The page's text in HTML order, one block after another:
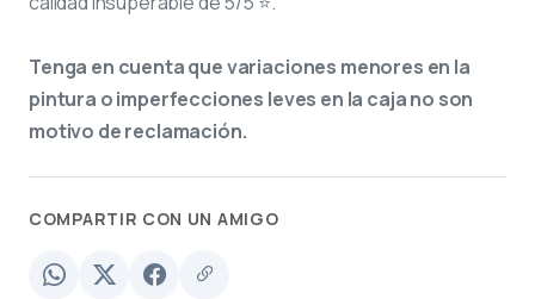
Tenga en cuenta que variaciones menores en la
pintura o imperfecciones leves en la caja no son
motivo de reclamación.
COMPARTIR CON UN AMIGO